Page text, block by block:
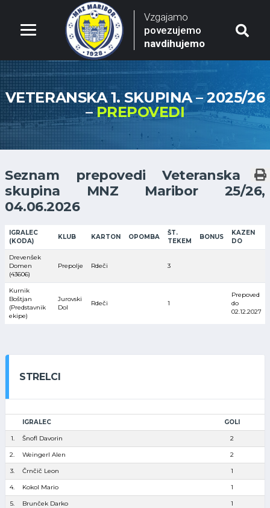
Vzgajamo
povezujemo
navdihujemo
VETERANSKA 1. SKUPINA – 2025/26
–PREPOVEDI
Seznam prepovedi Veteranska 1.
skupina MNZ Maribor 25/26,
04.06.2026
IGRALEC
(KODA)
KLUB KARTON OPOMBA
ŠT.
TEKEM
BONUS
KAZEN
DO
Drevenšek
Domen
(43606)
Prepolje Rdeči 3
Kurnik
Boštjan
(Predstavnik
ekipe)
Jurovski
Dol
Rdeči 1
Prepoved
do
02.12.2027
STRELCI
IGRALEC GOLI
1. Šnofl Davorin 2
2. Weingerl Alen 2
3. Črnčič Leon 1
4. Kokol Mario 1
5. Brunček Darko 1